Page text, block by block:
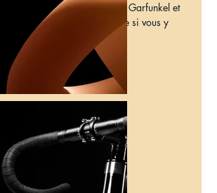
et l'imaginaire de Simon & Garfunkel et
aujourd'hui, comme si vous y